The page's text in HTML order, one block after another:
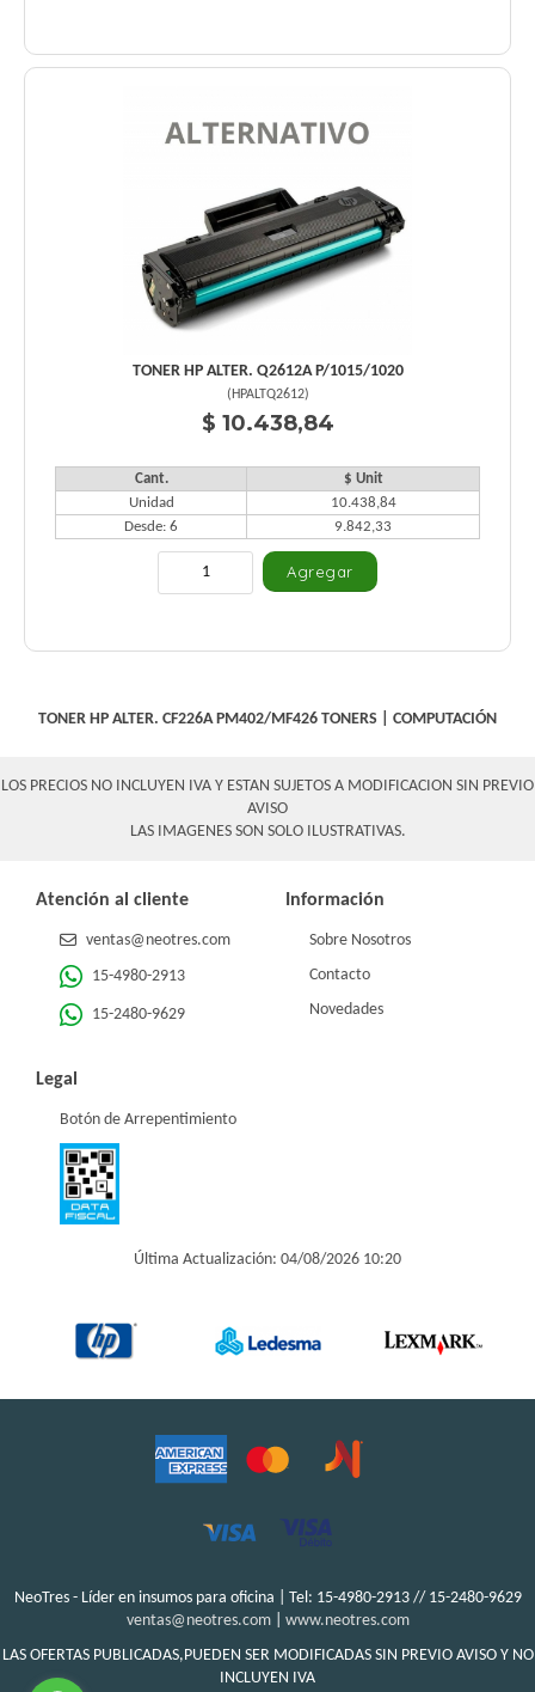
TONER HP ALTER. Q2612A P/1015/1020
( HPALTQ2612)
$ 10.438,84
Cant.
$ Unit
Unidad
10.438,84
Desde: 6
9.842,33
TONER HP ALTER. CF226A PM402/MF426 TONERS COMPUTACIÓN
LOS PRECIOS NO INCLUYEN IVA Y ESTAN SUJETOS A MODIFICACION SIN PREVIO
AVISO
LAS IMAGENES SON SOLO ILUSTRATIVAS.
Atención al cliente
ventas@neotres.com
15-4980-2913
15-2480-9629
Información
Sobre Nosotros
Contacto
Novedades
Legal
Botón de Arrepentimiento
Última Actualización: 04/08/2026 10:20
NeoTres - Líder en insumos para oficina | Tel: 15-4980-2913 // 15-2480-9629
ventas@neotres.com| www.neotres.com
LAS OFERTAS PUBLICADAS,PUEDEN SER MODIFICADAS SIN PREVIO AVISO Y NO
INCLUYEN IVA